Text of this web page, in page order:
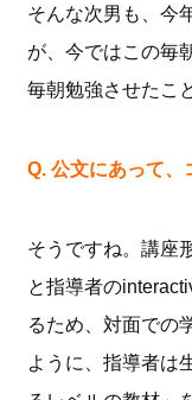
そんな次男も、今
が、今ではこの毎
毎朝勉強させたこ
Q. 公文にあって、
そうですね。講座
と指導者の
るため、対面での
ように、指導者は